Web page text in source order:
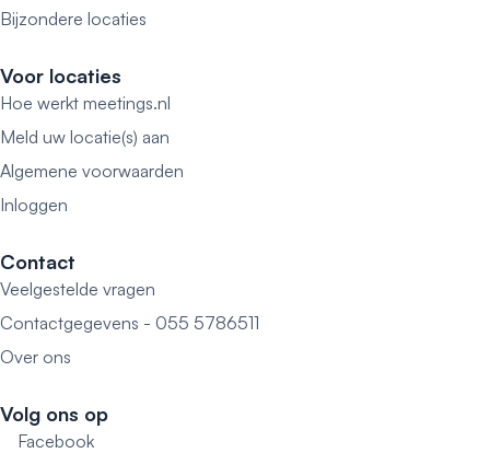
Bijzondere locaties
Voor locaties
Hoe werkt meetings.nl
Meld uw locatie(s) aan
Algemene voorwaarden
Inloggen
Contact
Veelgestelde vragen
Contactgegevens - 055 5786511
Over ons
Volg ons op
Facebook